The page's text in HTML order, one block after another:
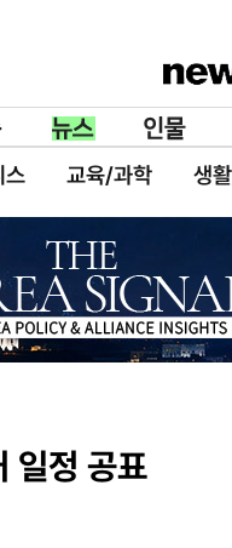
스 교육/과학 생
일정 공표